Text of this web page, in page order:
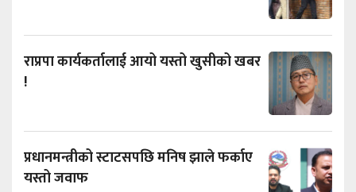
राप्रपा कार्यकर्तालाई आयो यस्तो खुसीको खबर
!
प्रधानमन्त्रीको स्टाटसपछि मनिष झाले फर्काए
यस्तो जवाफ